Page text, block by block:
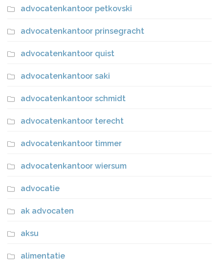
advocatenkantoor petkovski
advocatenkantoor prinsegracht
advocatenkantoor quist
advocatenkantoor saki
advocatenkantoor schmidt
advocatenkantoor terecht
advocatenkantoor timmer
advocatenkantoor wiersum
advocatie
ak advocaten
aksu
alimentatie